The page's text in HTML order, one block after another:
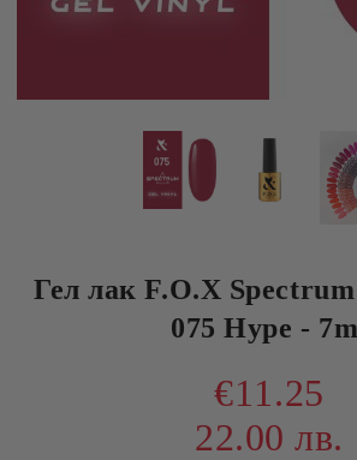
Гел лак F.O.X
075 Hype -
€11.25
22.00 лв.